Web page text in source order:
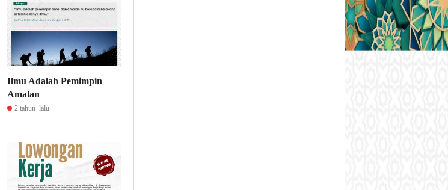
Ilmu Adalah Pemimpin
Amalan
2 tahun lalu